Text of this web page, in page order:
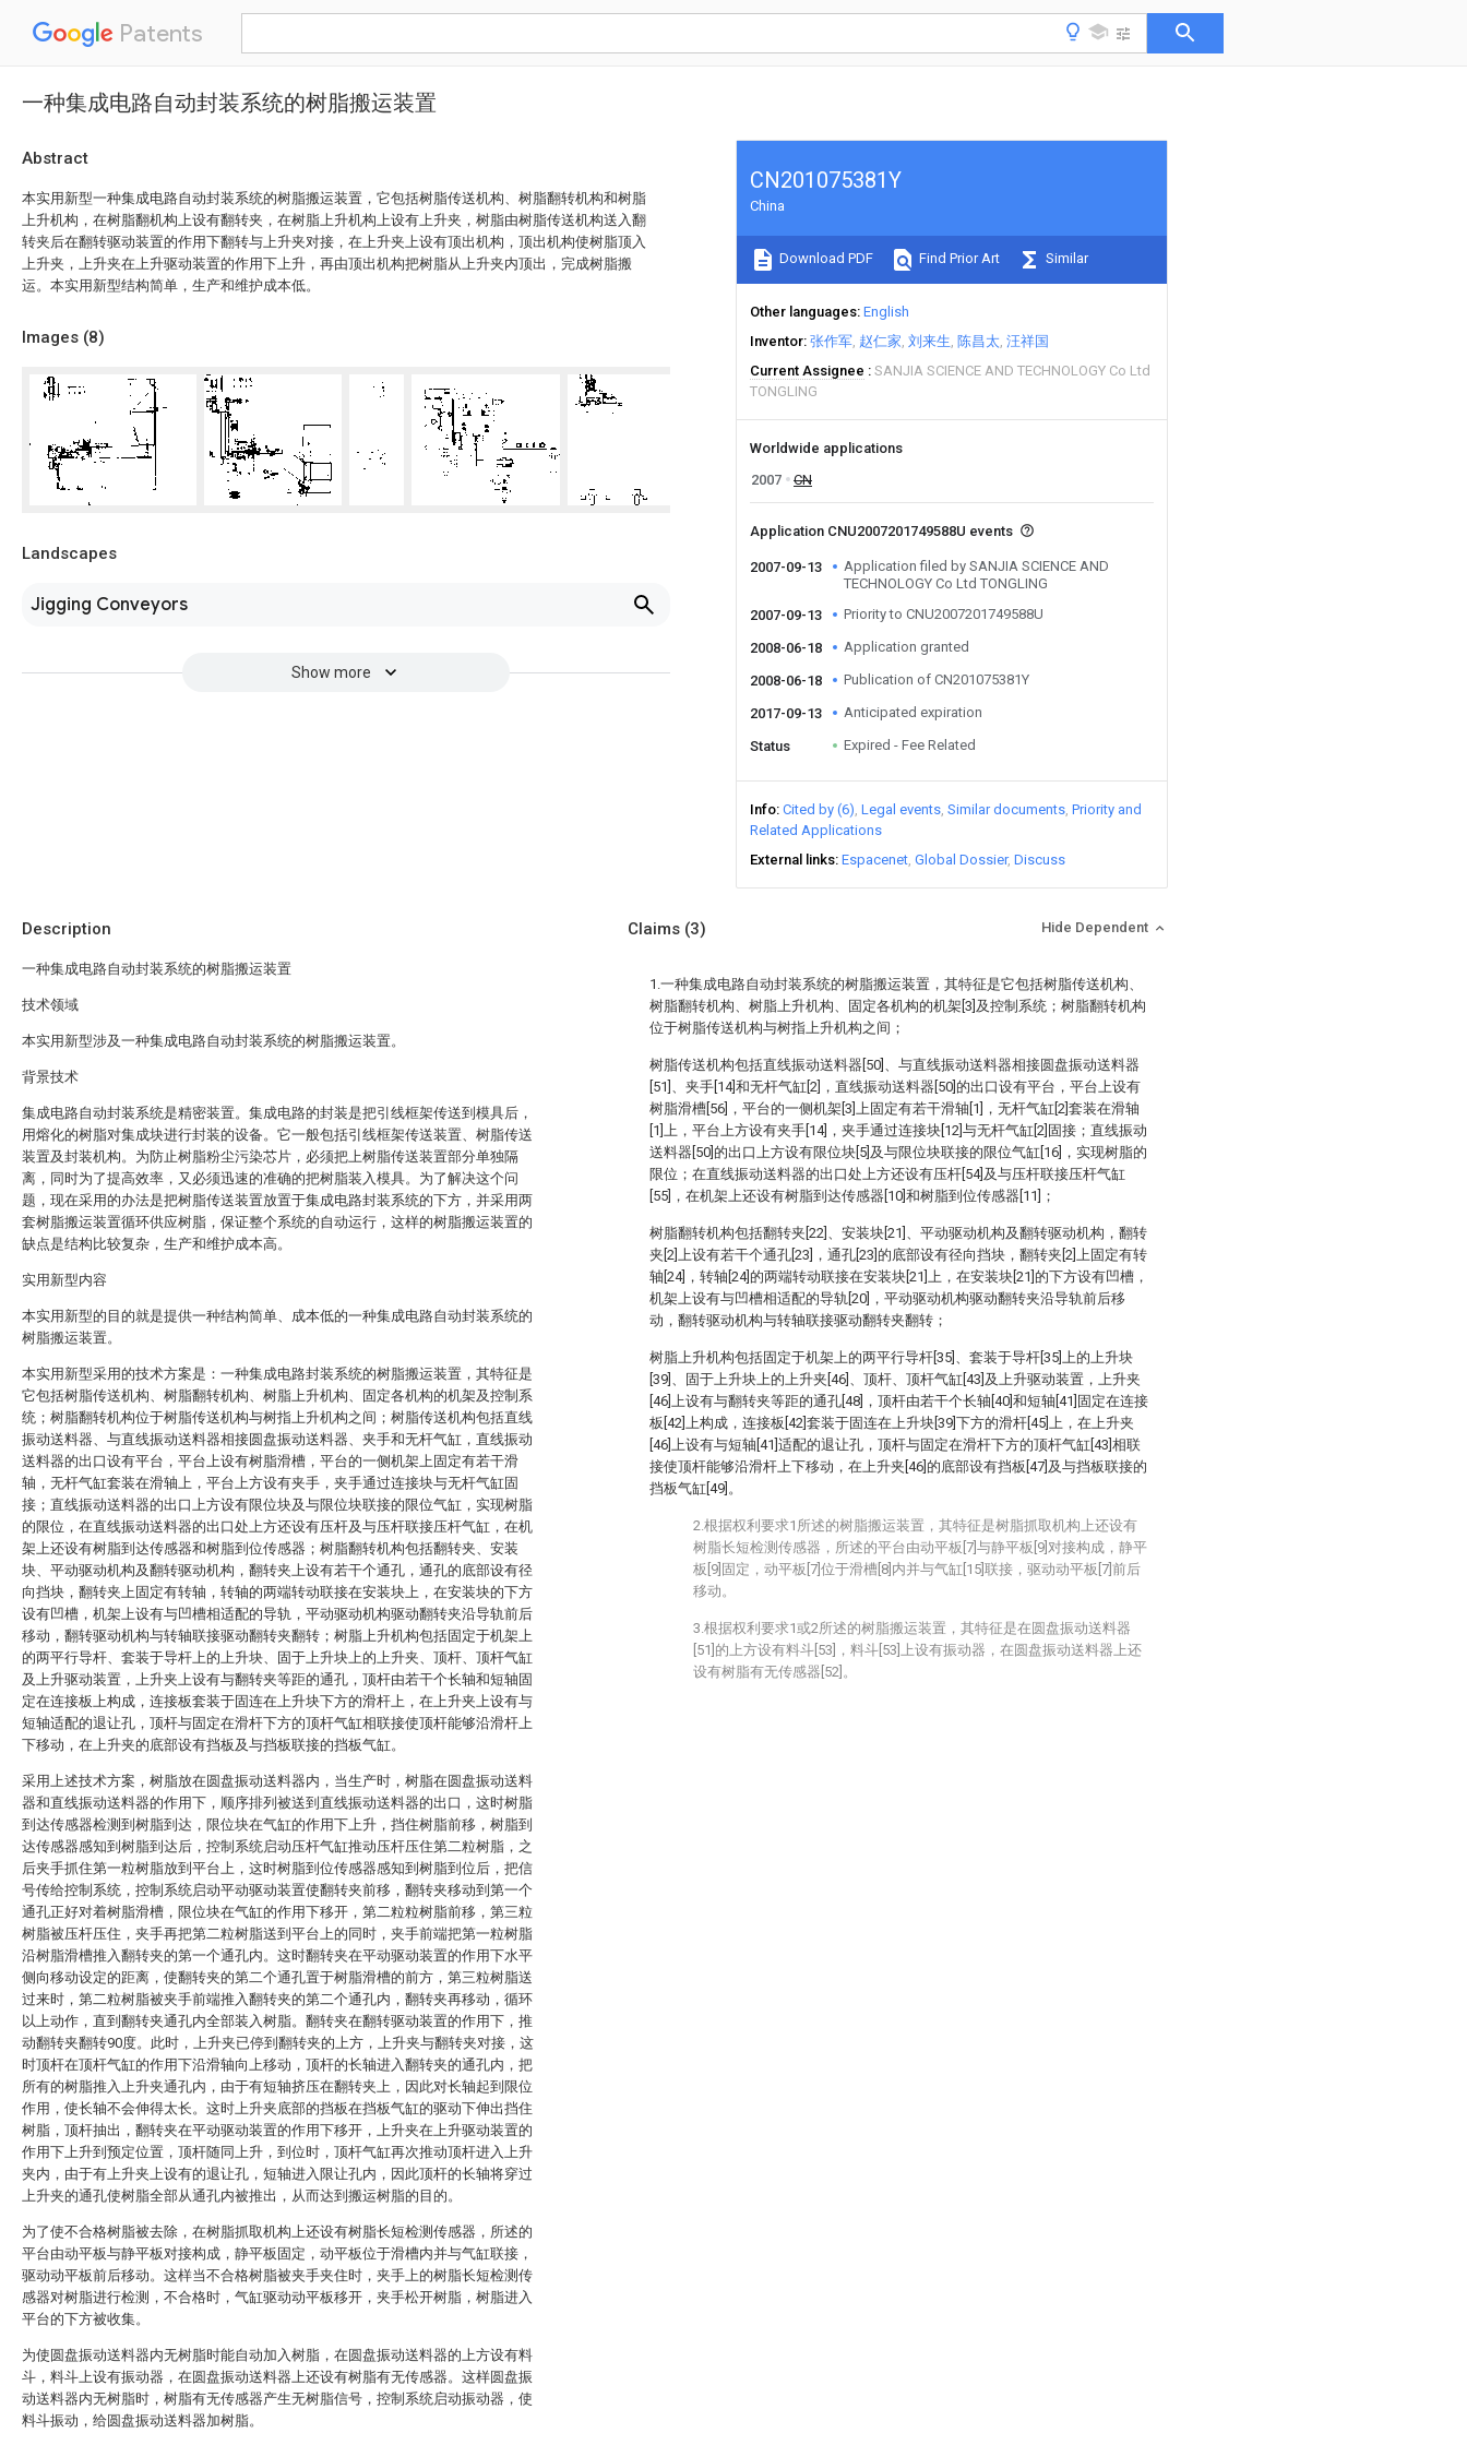
Patents
一种集成电路自动封装系统的树脂搬运装置
Abstract
本实用新型一种集成电路自动封装系统的树脂搬运装置，它包括树脂传送机构、树脂翻转机构和树脂
上升机构，在树脂翻机构上设有翻转夹，在树脂上升机构上设有上升夹，树脂由树脂传送机构送入翻
转夹后在翻转驱动装置的作用下翻转与上升夹对接，在上升夹上设有顶出机构，顶出机构使树脂顶入
上升夹，上升夹在上升驱动装置的作用下上升，再由顶出机构把树脂从上升夹内顶出，完成树脂搬
运。本实用新型结构简单，生产和维护成本低。
Images (8)
Landscapes
Jigging Conveyors
Show more
CN201075381Y
China
Download PDF Find Prior Art Similar
Other languages English
Inventor 张作军 赵仁家 刘来生 陈昌太 汪祥国
Current Assignee
SANJIA SCIENCE AND TECHNOLOGY Co Ltd
TONGLING
Worldwide applications
2007
CN
Application CNU2007201749588U events
2007-09-13
Application filed by SANJIA SCIENCE AND
TECHNOLOGY Co Ltd TONGLING
2007-09-13
Priority to CNU2007201749588U
2008-06-18 Application granted
2008-06-18 Publication of CN201075381Y
2017-09-13 Anticipated expiration
Status Expired - Fee Related
Info Cited by (6) Legal events Similar documents Priority and
Related Applications
External links Espacenet Global Dossier Discuss
Description
一种集成电路自动封装系统的树脂搬运装置
技术领域
本实用新型涉及一种集成电路自动封装系统的树脂搬运装置。
背景技术
集成电路自动封装系统是精密装置。集成电路的封装是把引线框架传送到模具后，
用熔化的树脂对集成块进行封装的设备。它一般包括引线框架传送装置、树脂传送
装置及封装机构。为防止树脂粉尘污染芯片，必须把上树脂传送装置部分单独隔
离，同时为了提高效率，又必须迅速的准确的把树脂装入模具。为了解决这个问
题，现在采用的办法是把树脂传送装置放置于集成电路封装系统的下方，并采用两
套树脂搬运装置循环供应树脂，保证整个系统的自动运行，这样的树脂搬运装置的
缺点是结构比较复杂，生产和维护成本高。
实用新型内容
本实用新型的目的就是提供一种结构简单、成本低的一种集成电路自动封装系统的
树脂搬运装置。
本实用新型采用的技术方案是：一种集成电路封装系统的树脂搬运装置，其特征是
它包括树脂传送机构、树脂翻转机构、树脂上升机构、固定各机构的机架及控制系
统；树脂翻转机构位于树脂传送机构与树指上升机构之间；树脂传送机构包括直线
振动送料器、与直线振动送料器相接圆盘振动送料器、夹手和无杆气缸，直线振动
送料器的出口设有平台，平台上设有树脂滑槽，平台的一侧机架上固定有若干滑
轴，无杆气缸套装在滑轴上，平台上方设有夹手，夹手通过连接块与无杆气缸固
接；直线振动送料器的出口上方设有限位块及与限位块联接的限位气缸，实现树脂
的限位，在直线振动送料器的出口处上方还设有压杆及与压杆联接压杆气缸，在机
架上还设有树脂到达传感器和树脂到位传感器；树脂翻转机构包括翻转夹、安装
块、平动驱动机构及翻转驱动机构，翻转夹上设有若干个通孔，通孔的底部设有径
向挡块，翻转夹上固定有转轴，转轴的两端转动联接在安装块上，在安装块的下方
设有凹槽，机架上设有与凹槽相适配的导轨，平动驱动机构驱动翻转夹沿导轨前后
移动，翻转驱动机构与转轴联接驱动翻转夹翻转；树脂上升机构包括固定于机架上
的两平行导杆、套装于导杆上的上升块、固于上升块上的上升夹、顶杆、顶杆气缸
及上升驱动装置，上升夹上设有与翻转夹等距的通孔，顶杆由若干个长轴和短轴固
定在连接板上构成，连接板套装于固连在上升块下方的滑杆上，在上升夹上设有与
短轴适配的退让孔，顶杆与固定在滑杆下方的顶杆气缸相联接使顶杆能够沿滑杆上
下移动，在上升夹的底部设有挡板及与挡板联接的挡板气缸。
采用上述技术方案，树脂放在圆盘振动送料器内，当生产时，树脂在圆盘振动送料
器和直线振动送料器的作用下，顺序排列被送到直线振动送料器的出口，这时树脂
到达传感器检测到树脂到达，限位块在气缸的作用下上升，挡住树脂前移，树脂到
达传感器感知到树脂到达后，控制系统启动压杆气缸推动压杆压住第二粒树脂，之
后夹手抓住第一粒树脂放到平台上，这时树脂到位传感器感知到树脂到位后，把信
号传给控制系统，控制系统启动平动驱动装置使翻转夹前移，翻转夹移动到第一个
通孔正好对着树脂滑槽，限位块在气缸的作用下移开，第二粒粒树脂前移，第三粒
树脂被压杆压住，夹手再把第二粒树脂送到平台上的同时，夹手前端把第一粒树脂
沿树脂滑槽推入翻转夹的第一个通孔内。这时翻转夹在平动驱动装置的作用下水平
侧向移动设定的距离，使翻转夹的第二个通孔置于树脂滑槽的前方，第三粒树脂送
过来时，第二粒树脂被夹手前端推入翻转夹的第二个通孔内，翻转夹再移动，循环
以上动作，直到翻转夹通孔内全部装入树脂。翻转夹在翻转驱动装置的作用下，推
动翻转夹翻转90度。此时，上升夹已停到翻转夹的上方，上升夹与翻转夹对接，这
时顶杆在顶杆气缸的作用下沿滑轴向上移动，顶杆的长轴进入翻转夹的通孔内，把
所有的树脂推入上升夹通孔内，由于有短轴挤压在翻转夹上，因此对长轴起到限位
作用，使长轴不会伸得太长。这时上升夹底部的挡板在挡板气缸的驱动下伸出挡住
树脂，顶杆抽出，翻转夹在平动驱动装置的作用下移开，上升夹在上升驱动装置的
作用下上升到预定位置，顶杆随同上升，到位时，顶杆气缸再次推动顶杆进入上升
夹内，由于有上升夹上设有的退让孔，短轴进入限让孔内，因此顶杆的长轴将穿过
上升夹的通孔使树脂全部从通孔内被推出，从而达到搬运树脂的目的。
为了使不合格树脂被去除，在树脂抓取机构上还设有树脂长短检测传感器，所述的
平台由动平板与静平板对接构成，静平板固定，动平板位于滑槽内并与气缸联接，
驱动动平板前后移动。这样当不合格树脂被夹手夹住时，夹手上的树脂长短检测传
感器对树脂进行检测，不合格时，气缸驱动动平板移开，夹手松开树脂，树脂进入
平台的下方被收集。
为使圆盘振动送料器内无树脂时能自动加入树脂，在圆盘振动送料器的上方设有料
斗，料斗上设有振动器，在圆盘振动送料器上还设有树脂有无传感器。这样圆盘振
动送料器内无树脂时，树脂有无传感器产生无树脂信号，控制系统启动振动器，使
料斗振动，给圆盘振动送料器加树脂。
Claims (3) Hide Dependent
1.一种集成电路自动封装系统的树脂搬运装置，其特征是它包括树脂传送机构、
树脂翻转机构、树脂上升机构、固定各机构的机架[3]及控制系统；树脂翻转机构
位于树脂传送机构与树指上升机构之间；
树脂传送机构包括直线振动送料器[50]、与直线振动送料器相接圆盘振动送料器
[51]、夹手[14]和无杆气缸[2]，直线振动送料器[50]的出口设有平台，平台上设有
树脂滑槽[56]，平台的一侧机架[3]上固定有若干滑轴[1]，无杆气缸[2]套装在滑轴
[1]上，平台上方设有夹手[14]，夹手通过连接块[12]与无杆气缸[2]固接；直线振动
送料器[50]的出口上方设有限位块[5]及与限位块联接的限位气缸[16]，实现树脂的
限位；在直线振动送料器的出口处上方还设有压杆[54]及与压杆联接压杆气缸
[55]，在机架上还设有树脂到达传感器[10]和树脂到位传感器[11]；
树脂翻转机构包括翻转夹[22]、安装块[21]、平动驱动机构及翻转驱动机构，翻转
夹[2]上设有若干个通孔[23]，通孔[23]的底部设有径向挡块，翻转夹[2]上固定有转
轴[24]，转轴[24]的两端转动联接在安装块[21]上，在安装块[21]的下方设有凹槽，
机架上设有与凹槽相适配的导轨[20]，平动驱动机构驱动翻转夹沿导轨前后移
动，翻转驱动机构与转轴联接驱动翻转夹翻转；
树脂上升机构包括固定于机架上的两平行导杆[35]、套装于导杆[35]上的上升块
[39]、固于上升块上的上升夹[46]、顶杆、顶杆气缸[43]及上升驱动装置，上升夹
[46]上设有与翻转夹等距的通孔[48]，顶杆由若干个长轴[40]和短轴[41]固定在连接
板[42]上构成，连接板[42]套装于固连在上升块[39]下方的滑杆[45]上，在上升夹
[46]上设有与短轴[41]适配的退让孔，顶杆与固定在滑杆下方的顶杆气缸[43]相联
接使顶杆能够沿滑杆上下移动，在上升夹[46]的底部设有挡板[47]及与挡板联接的
挡板气缸[49]。
2.根据权利要求1所述的树脂搬运装置，其特征是树脂抓取机构上还设有
树脂长短检测传感器，所述的平台由动平板[7]与静平板[9]对接构成，静平
板[9]固定，动平板[7]位于滑槽[8]内并与气缸[15]联接，驱动动平板[7]前后
移动。
3.根据权利要求1或2所述的树脂搬运装置，其特征是在圆盘振动送料器
[51]的上方设有料斗[53]，料斗[53]上设有振动器，在圆盘振动送料器上还
设有树脂有无传感器[52]。